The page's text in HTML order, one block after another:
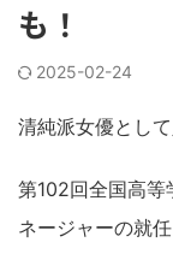
も！
2025-02-24
清純派女優とし
第102回全国高等
ネージャーの就